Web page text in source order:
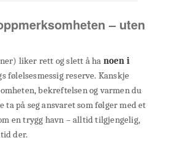
– uten
liker rett og slett å ha noen i
følelsesmessig reserve. Kanskje
bekreftelsen og varmen du
ta på seg ansvaret som følger med et
en trygg havn – alltid tilgjengelig,
der.